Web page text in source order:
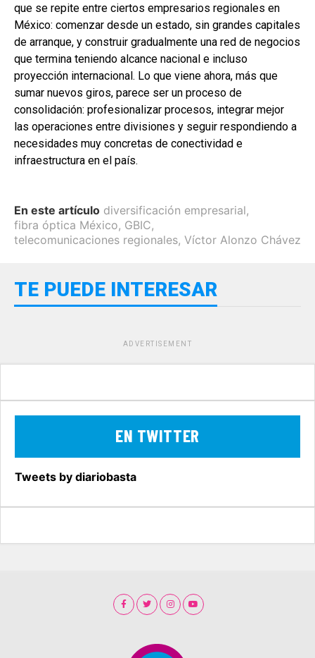
que se repite entre ciertos empresarios regionales en
México: comenzar desde un estado, sin grandes capitales
de arranque, y construir gradualmente una red de negocios
que termina teniendo alcance nacional e incluso
proyección internacional. Lo que viene ahora, más que
sumar nuevos giros, parece ser un proceso de
consolidación: profesionalizar procesos, integrar mejor
las operaciones entre divisiones y seguir respondiendo a
necesidades muy concretas de conectividad e
infraestructura en el país.
En este artículo diversificación empresarial,
fibra óptica México, GBIC,
telecomunicaciones regionales, Víctor Alonzo Chávez
TE PUEDE INTERESAR
ADVERTISEMENT
EN TWITTER
Tweets by diariobasta